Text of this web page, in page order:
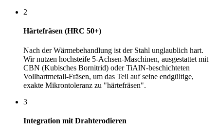
2
Härtefräsen (HRC 50+)
Nach der Wärmebehandlung ist der Stahl unglaublich hart.
Wir nutzen hochsteife 5-Achsen-Maschinen, ausgestattet mit
CBN (Kubisches Bornitrid) oder TiAlN-beschichteten
Vollhartmetall-Fräsen, um das Teil auf seine endgültige,
exakte Mikrontoleranz zu "härtefräsen".
3
Integration mit Drahterodieren